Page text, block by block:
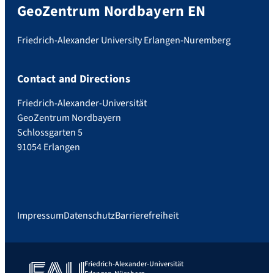
GeoZentrum Nordbayern EN
Friedrich-Alexander University Erlangen-Nuremberg
Contact and Directions
Friedrich-Alexander-Universität
GeoZentrum Nordbayern
Schlossgarten 5
91054 Erlangen
ImpressumDatenschutzBarrierefreiheit
Friedrich-Alexander-Universität